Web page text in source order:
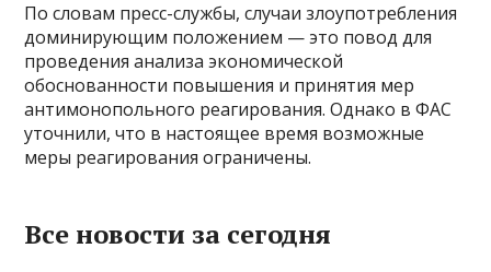
По словам пресс-службы, случаи злоупотребления
доминирующим положением — это повод для
проведения анализа экономической
обоснованности повышения и принятия мер
антимонопольного реагирования. Однако в ФАС
уточнили, что в настоящее время возможные
меры реагирования ограничены.
Все новости за сегодня